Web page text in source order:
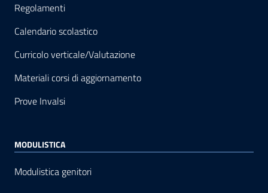
Regolamenti
Calendario scolastico
Curricolo verticale/Valutazione
Materiali corsi di aggiornamento
Prove Invalsi
MODULISTICA
Modulistica genitori